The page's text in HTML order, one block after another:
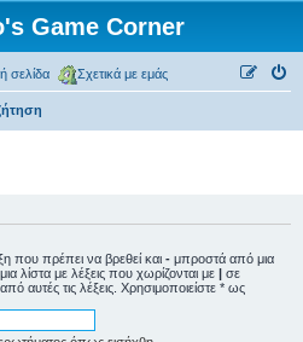
Game Corner
σελίδα Σχετικά με εμάς
που πρέπει να βρεθεί και - μπροστά από μια
λίστα με λέξεις που χωρίζονται με | σε
αυτές τις λέξεις. Χρησιμοποιείστε * ως